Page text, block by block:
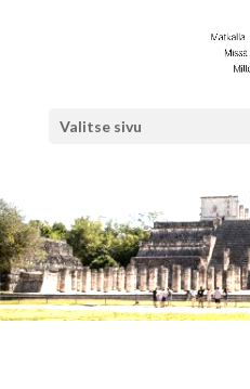
Valitse sivu